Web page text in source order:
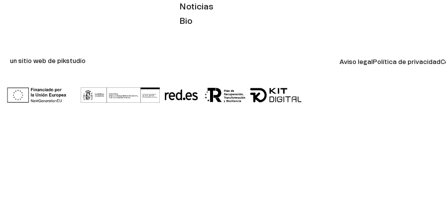
Noticias
Bio
un sitio web de pikstudio Aviso legalPolítica de privacidad